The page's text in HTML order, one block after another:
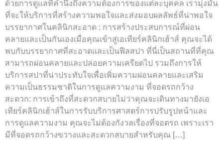
ด้วยการดูแลที่คำนึงถึงความต้องการของแต่ละบุคคล เรามุ่งมั่น
ที่จะให้บริการที่สร้างความพอใจและส่งมอบผลลัพธ์ที่น่าพอใจ
บรรยากาศในคลินิกสะอาด : การสร้างประสบการณ์ที่ผ่อน
คลายและเป็นกันเองเมื่อคุณเข้าสู่เอเทียร์คลินิกเฮ้าส์ คุณจะได้
พบกับบรรยากาศที่สะอาดและเป็นฟีลสปา ที่นี่เป็นสถานที่ที่คุณ
สามารถผ่อนคลายและปล่อยความเครียดไป รวมถึงการให้
บริการสปาที่น่าประทับใจเพื่อเพิ่มความผ่อนคลายและเสริม
ความเป็นธรรมชาติในการดูแลความงาม ที่จอดรถกว้าง
สะดวก: การเข้าถึงที่สะดวกสบายไม่ว่าคุณจะเดินทางมายังเอ
เทียร์คลินิกเฮ้าส์ในการรับบริการศาสตร์การปรับรูปหน้าและ
การดูแลความงาม คุณจะไม่ต้องกังวลเรื่องที่จอดรถ เพราะเรา
มีที่จอดรถกว้างขวางและสะดวกสบายสำหรับคุณ […]